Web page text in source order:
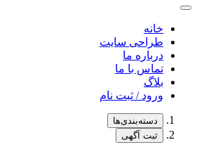
خانه
طراحی سایت
درباره ما
تماس با ما
بلاگ
ورود / ثبت نام
دسته‌بندی‌ها
ثبت آگهی